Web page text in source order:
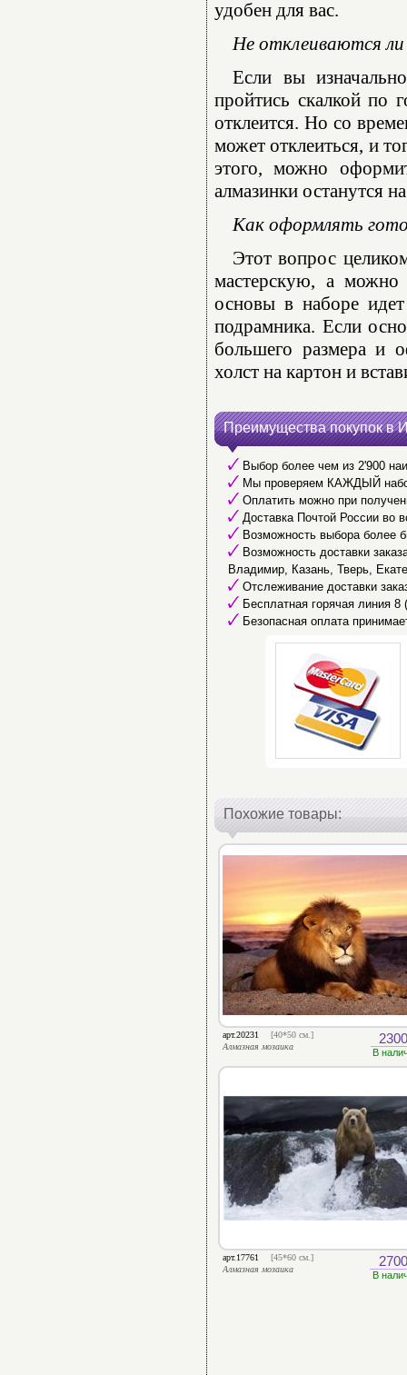
удобен для вас.
Не отклеиваются ли
Если вы
пройтись скалкой по
отклеится. Но со
может отклеиться, и
этого, можно
алмазинки останутся
Как оформлять
Этот вопрос
мастерскую, а можно
основы в наборе
подрамника. Если
большего размера и
холст на картон и
Преимущества покупок в
Выбор более чем из 2'900
Мы проверяем КАЖДЫЙ набор
Оплатить можно при
Доставка Почтой России во
Возможность выбора более
Возможность доставки
Владимир, Казань, Тверь,
Отслеживание доставки
Бесплатная горячая линия
Безопасная оплата
Похожие товары:
арт.20231
[40*50 см.]
Алмазная мозаика
В
арт.17761
[45*60 см.]
Алмазная мозаика
В